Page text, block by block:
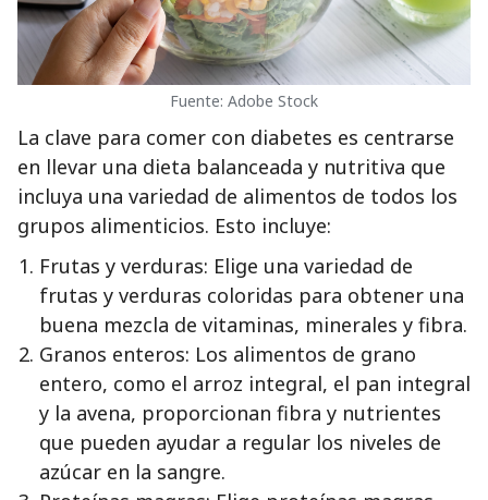
Fuente: Adobe Stock
La clave para comer con diabetes es centrarse
en llevar una dieta balanceada y nutritiva que
incluya una variedad de alimentos de todos los
grupos alimenticios. Esto incluye:
Frutas y verduras: Elige una variedad de
frutas y verduras coloridas para obtener una
buena mezcla de vitaminas, minerales y fibra.
Granos enteros: Los alimentos de grano
entero, como el arroz integral, el pan integral
y la avena, proporcionan fibra y nutrientes
que pueden ayudar a regular los niveles de
azúcar en la sangre.